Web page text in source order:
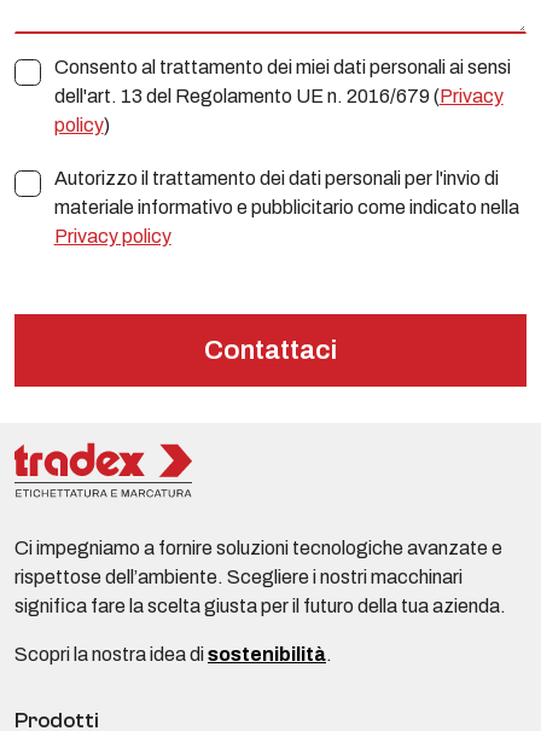
Consento al trattamento dei miei dati personali ai sensi
dell'art. 13 del Regolamento UE n. 2016/679 (Privacy
policy)
Autorizzo il trattamento dei dati personali per l'invio di
materiale informativo e pubblicitario come indicato nella
Privacy policy
Contattaci
Ci impegniamo a fornire soluzioni tecnologiche avanzate e
rispettose dell’ambiente. Scegliere i nostri macchinari
significa fare la scelta giusta per il futuro della tua azienda.
Scopri la nostra idea disostenibilità.
Prodotti